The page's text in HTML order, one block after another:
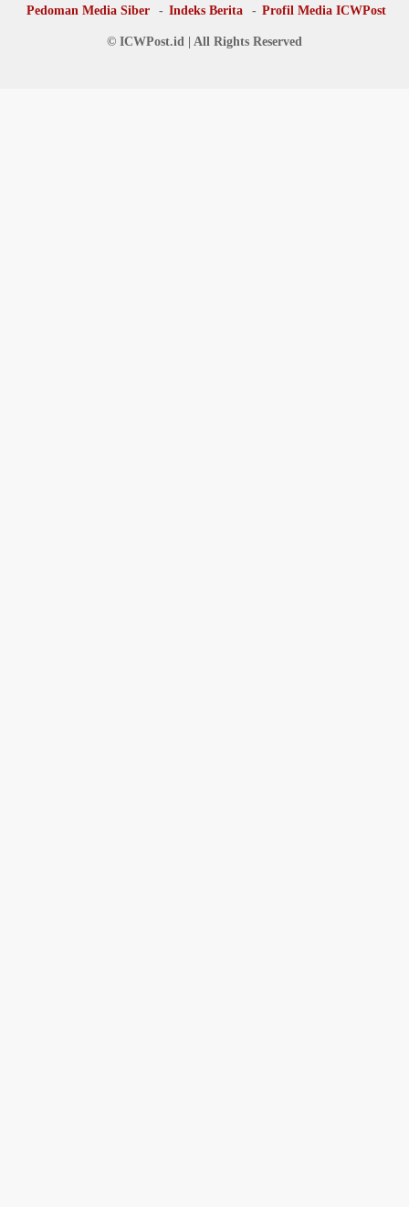
Pedoman Media Siber Indeks Berita Profil Media ICWPost
© ICWPost.id | All Rights Reserved